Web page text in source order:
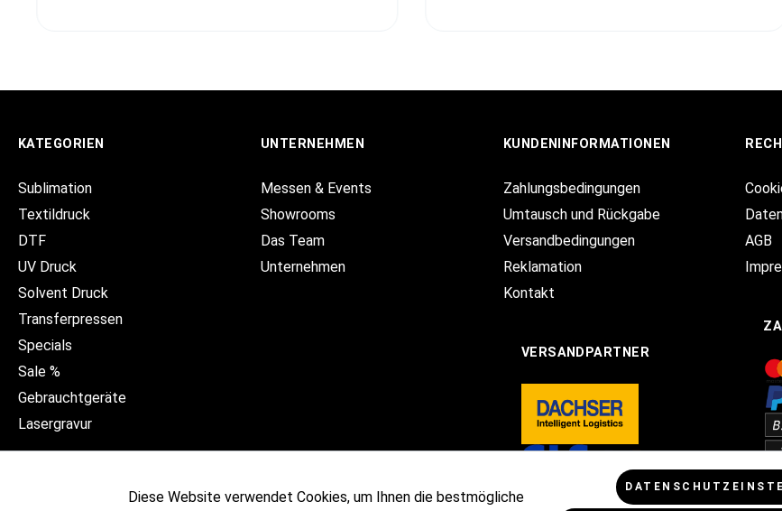
KATEGORIEN
Sublimation
Textildruck
DTF
UV Druck
Solvent Druck
Transferpressen
Specials
Sale %
Gebrauchtgeräte
Lasergravur
UNTERNEHMEN
Messen & Events
Showrooms
Das Team
Unternehmen
KUNDENINFORMATIONEN
Zahlungsbedingungen
Umtausch und Rückgabe
Versandbedingungen
Reklamation
Kontakt
VERSANDPARTNER
AGB
Diese Website verwendet Cookies, um Ihnen die bestmögliche